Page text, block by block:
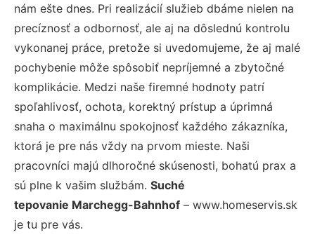
nám ešte dnes. Pri realizácií služieb dbáme nielen na
precíznosť a odbornosť, ale aj na dôslednú kontrolu
vykonanej práce, pretože si uvedomujeme, že aj malé
pochybenie môže spôsobiť nepríjemné a zbytočné
komplikácie. Medzi naše firemné hodnoty patrí
spoľahlivosť, ochota, korektný prístup a úprimná
snaha o maximálnu spokojnosť každého zákazníka,
ktorá je pre nás vždy na prvom mieste. Naši
pracovníci majú dlhoročné skúsenosti, bohatú prax a
sú plne k vašim službám. Suché
tepovanie Marchegg-Bahnhof – www.homeservis.sk
je tu pre vás.